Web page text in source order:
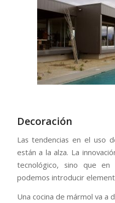
Decoración
Las tendencias en el uso
están a la alza. La
tecnológico, sino que en
podemos introducir
Una cocina de mármol va a